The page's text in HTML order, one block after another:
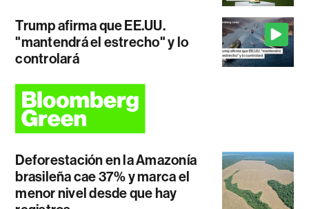
Trump afirma que EE.UU.
"mantendrá el estrecho" y lo
controlará
Deforestación en la Amazonía
brasileña cae 37% y marca el
menor nivel desde que hay